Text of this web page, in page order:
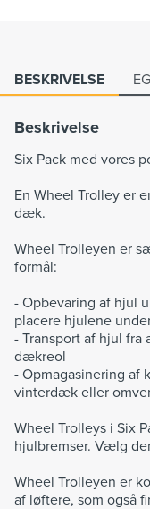
BESKRIVELSE
Beskrivelse
Six Pack med vores
En Wheel Trolley er
dæk.
Wheel Trolleyen er
formål:
- Opbevaring af hjul
placere hjulene
- Transport af hjul
dækreol
- Opmagasinering af
vinterdæk eller
Wheel Trolleys i Six
hjulbremser. Vælg
Wheel Trolleyen er
af løftere, som også